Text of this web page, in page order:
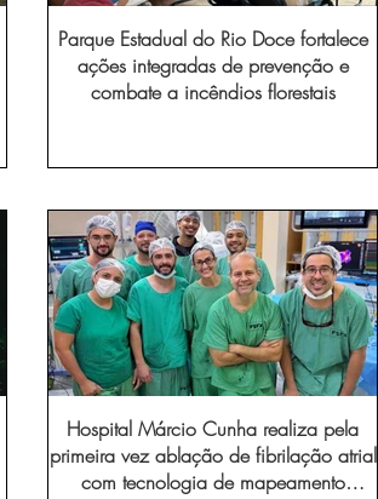
Parque Estadual do Rio Doce fortalece
ações integradas de prevenção e
combate a incêndios florestais
Hospital Márcio Cunha realiza pela
primeira vez ablação de fibrilação atrial
com tecnologia de mapeamento